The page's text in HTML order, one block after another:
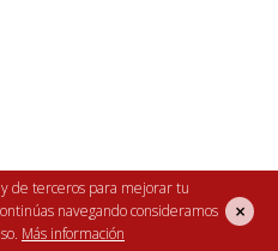
de terceros para mejorar tu
navegando consideramos
Más información
×